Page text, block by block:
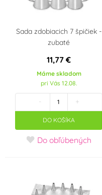
Sada zdobiacich 7 špičiek -
zubaté
11,77 €
Máme skladom
pri Vás 12.08.
- +
DO KOŠÍKA
Do obľúbených